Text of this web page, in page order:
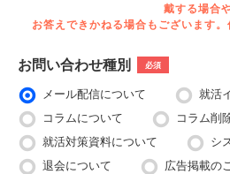
戴する場合
お答えできかねる場合もございます。
お問い合わせ種別 必須
メール配信について
就活
コラムについて
コラム削
就活対策資料について
シ
退会について
広告掲載の